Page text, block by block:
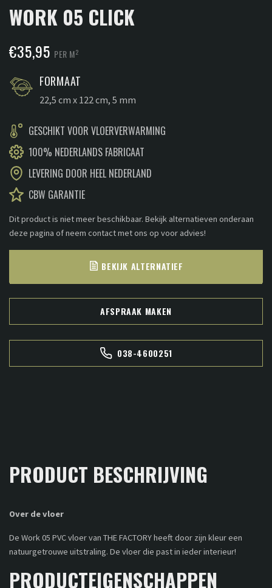
WORK 05 CLICK
€35,95 PER M2
FORMAAT
22,5 cm x 122 cm, 5 mm
GESCHIKT VOOR VLOERVERWARMING
100% NEDERLANDS FABRICAAT
LEVERING DOOR HEEL NEDERLAND
CBW GARANTIE
Dit product is niet meer beschikbaar. Bekijk alternatieven onderaan
deze pagina of neem contact met ons op voor advies!
BEKIJK ALTERNATIEF
AFSPRAAK MAKEN
038-4600251
PRODUCT BESCHRIJVING
Over de vloer
De Work 05 PVC vloer van THE FACTORY heeft door zijn kleur een
natuurgetrouwe uitstraling. De vloer die past in ieder interieur!
PRODUCTEIGENSCHAPPEN